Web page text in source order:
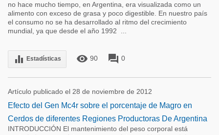
no hace mucho tiempo, en Argentina, era visualizada como un
alimento con exceso de grasa y poco digestible. En nuestro país
el consumo no se ha desarrollado al ritmo del crecimiento
mundial, ya que desde el año 1992 ...
equalizer Estadísticas remove_red_eye 90 forum 0
Artículo publicado el 28 de noviembre de 2012
Efecto del Gen Mc4r sobre el porcentaje de Magro en
Cerdos de diferentes Regiones Productoras De Argentina
INTRODUCCIÓN El mantenimiento del peso corporal está